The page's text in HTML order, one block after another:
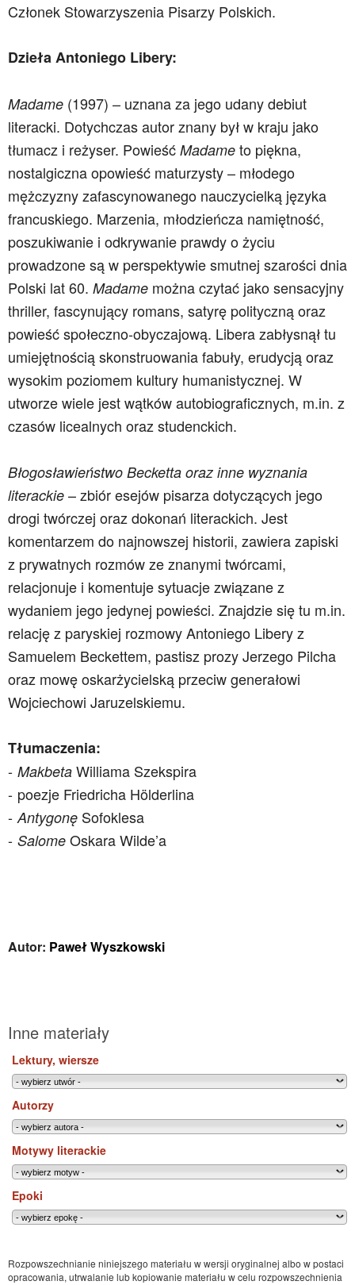
Członek Stowarzyszenia Pisarzy Polskich.
Dzieła Antoniego Libery:
Madame (1997) – uznana za jego udany debiut
literacki. Dotychczas autor znany był w kraju jako
tłumacz i reżyser. Powieść Madame to piękna,
nostalgiczna opowieść maturzysty – młodego
mężczyzny zafascynowanego nauczycielką języka
francuskiego. Marzenia, młodzieńcza namiętność,
poszukiwanie i odkrywanie prawdy o życiu
prowadzone są w perspektywie smutnej szarości dnia
Polski lat 60. Madame można czytać jako sensacyjny
thriller, fascynujący romans, satyrę polityczną oraz
powieść społeczno-obyczajową. Libera zabłysnął tu
umiejętnością skonstruowania fabuły, erudycją oraz
wysokim poziomem kultury humanistycznej. W
utworze wiele jest wątków autobiograficznych, m.in. z
czasów licealnych oraz studenckich.
Błogosławieństwo Becketta oraz inne wyznania
literackie – zbiór esejów pisarza dotyczących jego
drogi twórczej oraz dokonań literackich. Jest
komentarzem do najnowszej historii, zawiera zapiski
z prywatnych rozmów ze znanymi twórcami,
relacjonuje i komentuje sytuacje związane z
wydaniem jego jedynej powieści. Znajdzie się tu m.in.
relację z paryskiej rozmowy Antoniego Libery z
Samuelem Beckettem, pastisz prozy Jerzego Pilcha
oraz mowę oskarżycielską przeciw generałowi
Wojciechowi Jaruzelskiemu.
Tłumaczenia:
Makbeta Williama Szekspira
poezje Friedricha Hölderlina
Antygonę Sofoklesa
Salome Oskara Wilde’a
Autor: Paweł Wyszkowski
Inne materiały
Lektury, wiersze
Autorzy
Motywy literackie
Epoki
Rozpowszechnianie niniejszego materiału w wersji oryginalnej albo w postaci
opracowania, utrwalanie lub kopiowanie materiału w celu rozpowszechnienia